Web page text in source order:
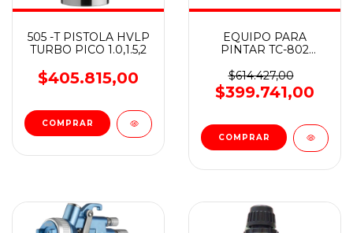
505 -T PISTOLA HVLP
TURBO PICO 1.0,1.5,2
$405.815,00
EQUIPO PARA
PINTAR TC-802
fluido: (Ø 1.0 - Ø 1.5 - Ø
2.0 mm).
$614.427,00
$399.741,00